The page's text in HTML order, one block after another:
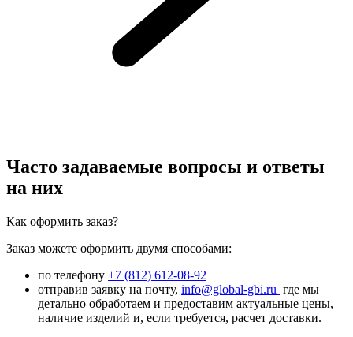
Часто задаваемые вопросы и ответы
на них
Как оформить заказ?
Заказ можете оформить двумя способами:
по телефону +7 (812) 612-08-92
отправив заявку на почту, info@global-gbi.ru где мы
детально обработаем и предоставим актуальные цены,
наличие изделий и, если требуется, расчет доставки.